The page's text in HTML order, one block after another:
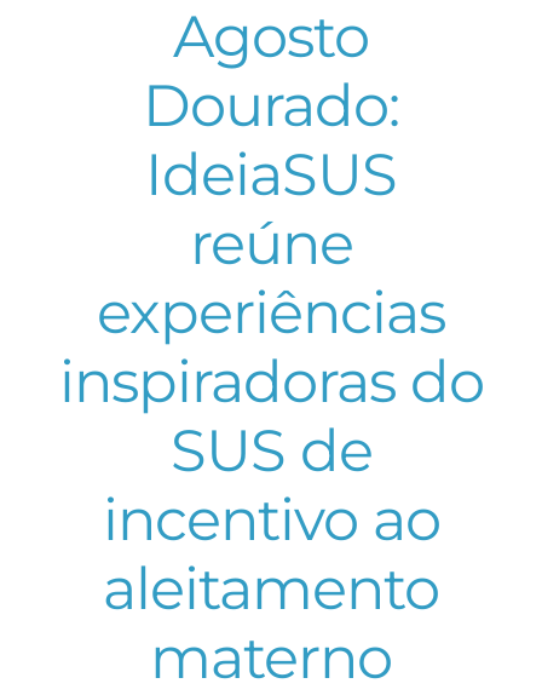
Agosto
Dourado:
IdeiaSUS
reúne
experiências
inspiradoras do
SUS de
incentivo ao
aleitamento
materno